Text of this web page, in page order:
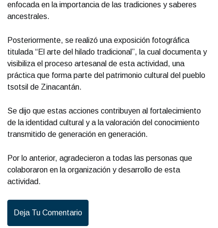
enfocada en la importancia de las tradiciones y saberes
ancestrales.
Posteriormente, se realizó una exposición fotográfica
titulada “El arte del hilado tradicional”, la cual documenta y
visibiliza el proceso artesanal de esta actividad, una
práctica que forma parte del patrimonio cultural del pueblo
tsotsil de Zinacantán.
Se dijo que estas acciones contribuyen al fortalecimiento
de la identidad cultural y a la valoración del conocimiento
transmitido de generación en generación.
Por lo anterior, agradecieron a todas las personas que
colaboraron en la organización y desarrollo de esta
actividad.
Deja Tu Comentario